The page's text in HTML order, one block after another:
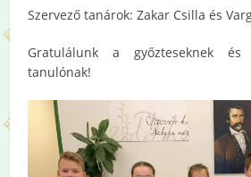
Szervező tanárok: Zakar Csilla és
Gratulálunk a győzteseknek és
tanulónak!